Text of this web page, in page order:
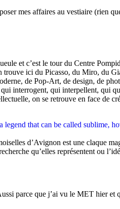
mes affaires au vestiaire (rien
et c’est le tour du Centre
ici du Picasso, du Miro, du
de Pop-Art, de design, de
interrogent, qui interpellent, qui
on se retrouve en face de
d’Avignon est une claque
qu’elles représentent ou
parce que j’ai vu le MET hier et